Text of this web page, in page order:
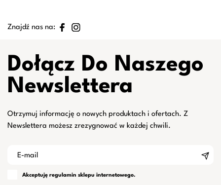
Znajdź nas na:
Dołącz Do Naszego
Newslettera
Otrzymuj informację o nowych produktach i ofertach. Z
Newslettera możesz zrezygnować w każdej chwili.
Akceptuję regulamin sklepu internetowego.